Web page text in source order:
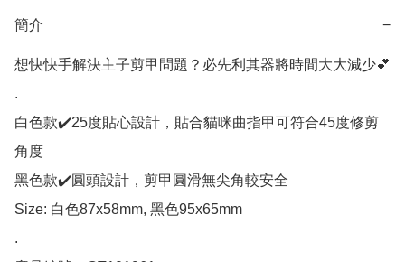
簡介 −
想快快手解決主子剪甲問題？必先利其器將時間大大減少💕
.
白色款✔️25度貼心設計，貼合貓咪曲指甲可符合45度修剪
角度
黑色款✔️圓頭設計，剪甲圓滑無尖角較安全
Size: 白色87x58mm, 黑色95x65mm
.